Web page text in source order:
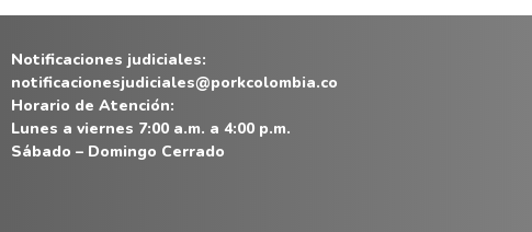
Notificaciones judiciales:
notificacionesjudiciales@porkcolombia.co
Horario de Atención:
Lunes a viernes 7:00 a.m. a 4:00 p.m.
Sábado – Domingo Cerrado